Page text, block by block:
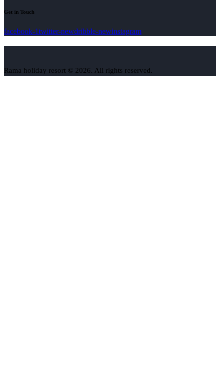
Get in Touch
facebook-1twitter-newdribble-newinstagram
Rama holiday resort © 2026. All rights reserved.